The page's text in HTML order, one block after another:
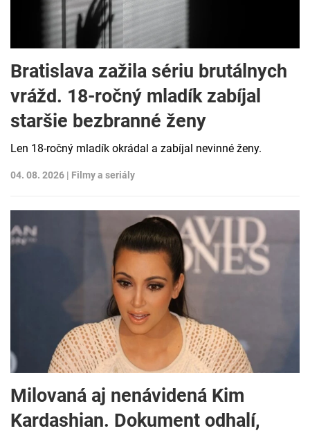
Bratislava zažila sériu brutálnych
vrážd. 18-ročný mladík zabíjal
staršie bezbranné ženy
Len 18-ročný mladík okrádal a zabíjal nevinné ženy.
04. 08. 2026 | Filmy a seriály
Milovaná aj nenávidená Kim
Kardashian. Dokument odhalí,